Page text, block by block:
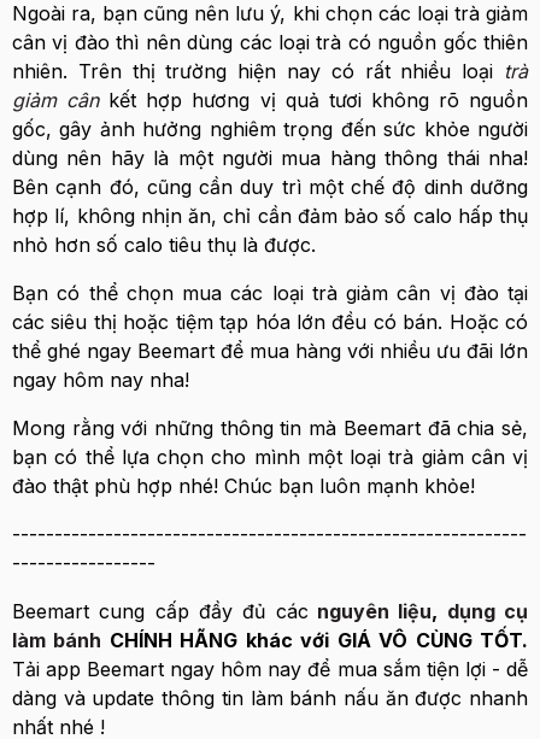
Ngoài ra, bạn cũng nên lưu ý, khi chọn các loại trà giảm
cân vị đào thì nên dùng các loại trà có nguồn gốc thiên
nhiên. Trên thị trường hiện nay có rất nhiều loại trà
giảm cânkết hợp hương vị quả tươi không rõ nguồn
gốc, gây ảnh hưởng nghiêm trọng đến sức khỏe người
dùng nên hãy là một người mua hàng thông thái nha!
Bên cạnh đó, cũng cần duy trì một chế độ dinh dưỡng
hợp lí, không nhịn ăn, chỉ cần đảm bảo số calo hấp thụ
nhỏ hơn số calo tiêu thụ là được.
Bạn có thể chọn mua các loại trà giảm cân vị đào tại
các siêu thị hoặc tiệm tạp hóa lớn đều có bán. Hoặc có
thể ghé ngay Beemart để mua hàng với nhiều ưu đãi lớn
ngay hôm nay nha!
Mong rằng với những thông tin mà Beemart đã chia sẻ,
bạn có thể lựa chọn cho mình một loại trà giảm cân vị
đào thật phù hợp nhé! Chúc bạn luôn mạnh khỏe!
-------------------------------------------------------------
-----------------
Beemart cung cấp đầy đủ các nguyên liệu, dụng cụ
làm bánh CHÍNH HÃNG khác với GIÁ VÔ CÙNG TỐT.
Tải app Beemart ngay hôm nay để mua sắm tiện lợi - dễ
dàng và update thông tin làm bánh nấu ăn được nhanh
nhất nhé !